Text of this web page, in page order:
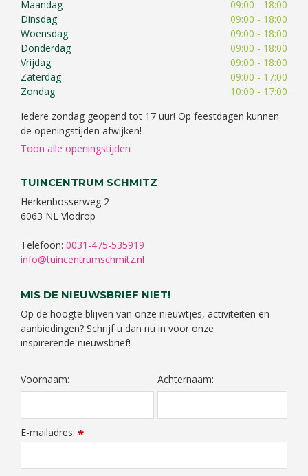
Maandag
09:00 - 18:00
Dinsdag
09:00 - 18:00
Woensdag
09:00 - 18:00
Donderdag
09:00 - 18:00
Vrijdag
09:00 - 18:00
Zaterdag
09:00 - 17:00
Zondag
10:00 - 17:00
Iedere zondag geopend tot 17 uur! Op feestdagen kunnen
de openingstijden afwijken!
Toon alle openingstijden
TUINCENTRUM SCHMITZ
Herkenbosserweg 2
6063 NL Vlodrop
Telefoon: 0031-475-535919
info@tuincentrumschmitz.nl
MIS DE NIEUWSBRIEF NIET!
Op de hoogte blijven van onze nieuwtjes, activiteiten en
aanbiedingen? Schrijf u dan nu in voor onze
inspirerende nieuwsbrief!
Voornaam: Achternaam:
E-mailadres: *